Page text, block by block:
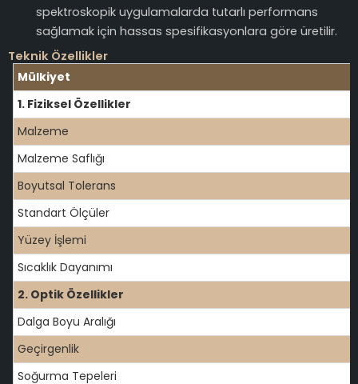
spektroskopik uygulamalarda tutarlı performans
sağlamak için hassas spesifikasyonlara göre üretilir.
Teknik Özellikler
Mülkiyet
1. Fiziksel Özellikler
Malzeme
Malzeme Saflığı
Boyutsal Tolerans
Standart Ölçüler
Yüzey İşlemi
Sıcaklık Dayanımı
2. Optik Özellikler
Dalga Boyu Aralığı
Geçirgenlik
Soğurma Tepeleri